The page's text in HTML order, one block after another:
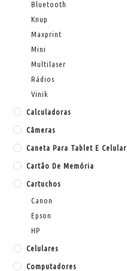
Bluetooth
Knup
Maxprint
Mini
Multilaser
Rádios
Vinik
Calculadoras
Câmeras
Caneta Para Tablet E Celular
Cartão De Memória
Cartuchos
Canon
Epson
HP
Celulares
Computadores